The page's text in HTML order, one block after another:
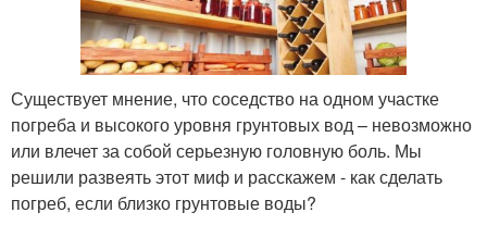
Существует мнение, что соседство на одном участке
погреба и высокого уровня грунтовых вод – невозможно
или влечет за собой серьезную головную боль. Мы
решили развеять этот миф и расскажем - как сделать
погреб, если близко грунтовые воды?